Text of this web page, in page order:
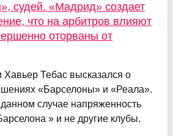
судей. «Мадрид» создает
что на арбитров влияют
оторваны от
Хавьер Тебас высказался о
«Барселоны» и «Реала».
случае напряженность
» и не другие клубы.